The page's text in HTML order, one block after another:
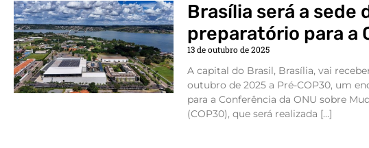
Brasília será a sede
preparatório para a
13 de outubro de 2025
A capital do Brasil, Brasília, vai
outubro de 2025 a Pré-COP30, um
para a Conferência da ONU sobre
(COP30), que será realizada […]